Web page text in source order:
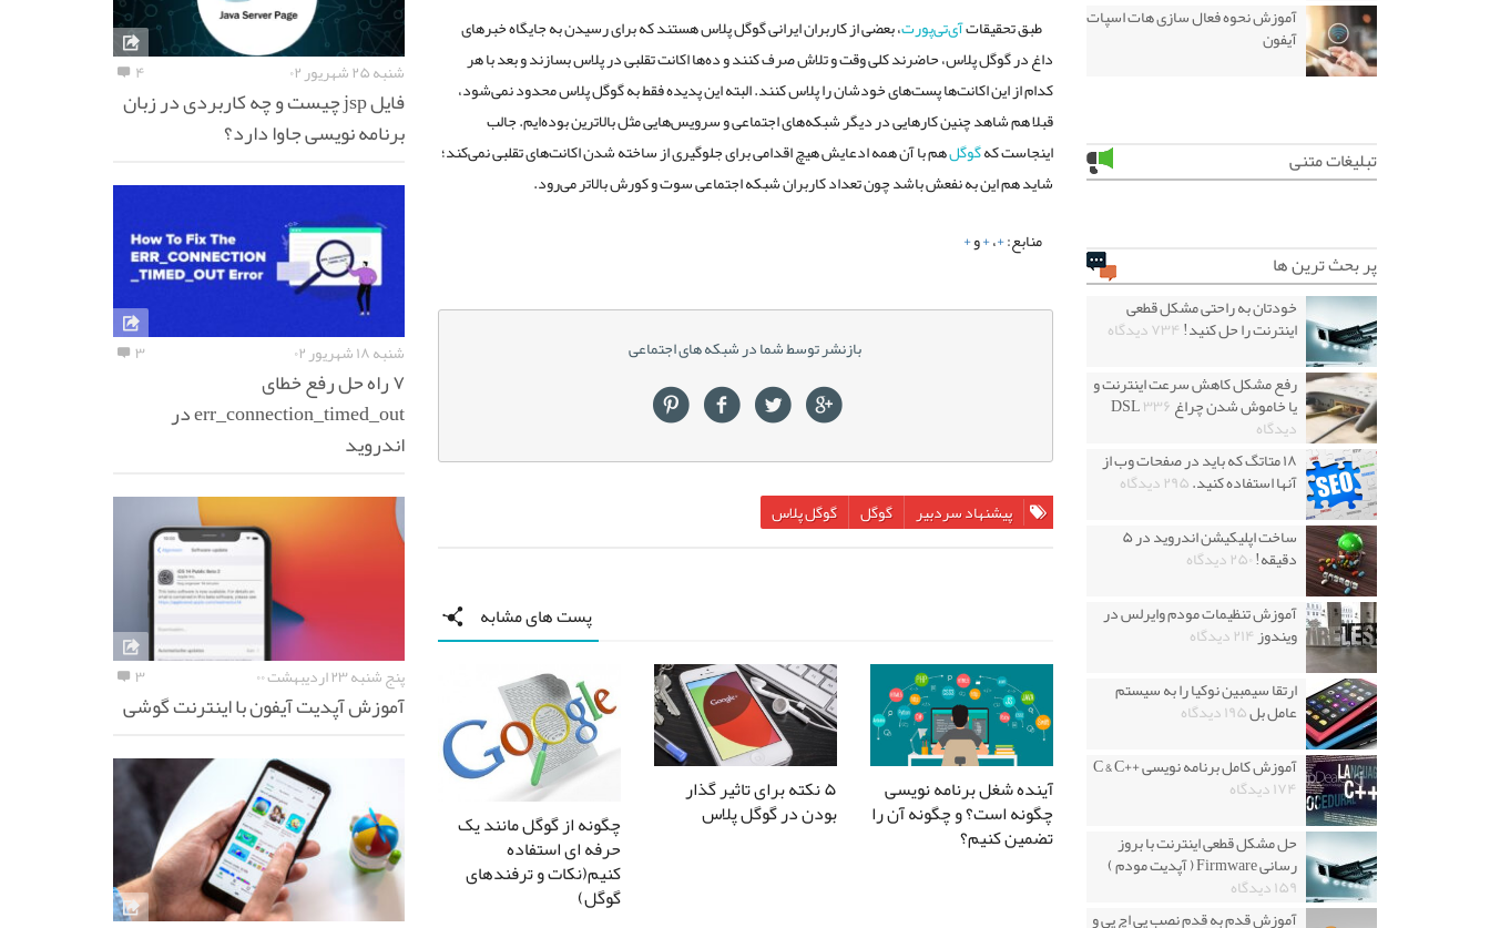
طبق تحقیقاتآی‌تی‌پورت، بعضی از کاربران ایرانی گوگل پلاس هستند که برای رسیدن به جایگاه خبرهای
داغ در گوگل پلاس، حاضرند کلی وقت و تلاش صرف کنند و ده‌ها اکانت تقلبی در پلاس بسازند و بعد با هر
کدام از این اکانت‌ها پست‌های خودشان را پلاس کنند. البته این پدیده فقط به گوگل پلاس محدود نمی‌شود،
قبلا هم شاهد چنین کارهایی در دیگر شبکه‌های اجتماعی و سرویس‌هایی مثل بالاترین بوده‌ایم. جالب
اینجاست کهگوگلهم با آن همه ادعایش هیچ اقدامی برای جلوگیری از ساخته شدن اکانت‌های تقلبی نمی‌کند؛
شاید هم این به نفعش باشد چون تعداد کاربران شبکه اجتماعی سوت و کورش بالاتر می‌رود.
منابع:+،+و+
بازنشر توسط شما در شبکه های اجتماعی
پیشنهاد سردبیر گوگل گوگل پلاس
پست های مشابه
آینده شغل برنامه نویسی
چگونه است؟ و چگونه آن را
تضمین کنیم؟
۵ نکته برای تاثیر گذار
بودن در گوگل پلاس چگونه از گوگل مانند یک
حرفه ای استفاده
کنیم(نکات و ترفندهای
گوگل)
آموزش نحوه فعال سازی هات اسپات
آیفون
تبلیغات متنی
پر بحث ترین ها
خودتان به راحتی مشکل قطعی
اینترنت را حل کنید!۷۳۴ دیدگاه
رفع مشکل کاهش سرعت اینترنت و
یا خاموش شدن چراغ DSL۳۳۶
دیدگاه
۱۸ متاتگ که باید در صفحات وب از
آنها استفاده کنید.۲۹۵ دیدگاه
ساخت اپلیکیشن اندروید در ۵
دقیقه!۲۵۰ دیدگاه
آموزش تنظیمات مودم وایرلس در
ویندوز۲۱۴ دیدگاه
ارتقا سیمبین نوکیا را به سیستم
عامل بل۱۹۵ دیدگاه
آموزش کامل برنامه نویسی ++C & C
۱۷۴ دیدگاه
حل مشکل قطعی اینترنت با بروز
رسانی Firmware ( آپدیت مودم )
۱۵۹ دیدگاه
آموزش قدم به قدم نصب پی اچ پی و
شنبه ۲۵ شهریور ۰۲ ۴
فایل jsp چیست و چه کاربردی در زبان
برنامه نویسی جاوا دارد؟
شنبه ۱۸ شهریور ۰۲ ۳
۷ راه حل رفع خطای
err_connection_timed_out در
اندروید
پنج شنبه ۲۳ اردیبهشت ۰۰ ۳
آموزش آپدیت آیفون با اینترنت گوشی